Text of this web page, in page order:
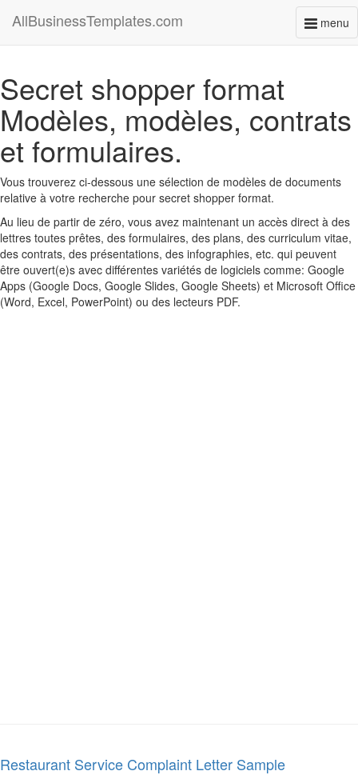
menu
AllBusinessTemplates.com
Secret shopper format
Modèles, modèles, contrats
et formulaires.
Vous trouverez ci-dessous une sélection de modèles de documents
relative à votre recherche pour secret shopper format.
Au lieu de partir de zéro, vous avez maintenant un accès direct à des
lettres toutes prêtes, des formulaires, des plans, des curriculum vitae,
des contrats, des présentations, des infographies, etc. qui peuvent
être ouvert(e)s avec différentes variétés de logiciels comme: Google
Apps (Google Docs, Google Slides, Google Sheets) et Microsoft Office
(Word, Excel, PowerPoint) ou des lecteurs PDF.
Restaurant Service Complaint Letter Sample